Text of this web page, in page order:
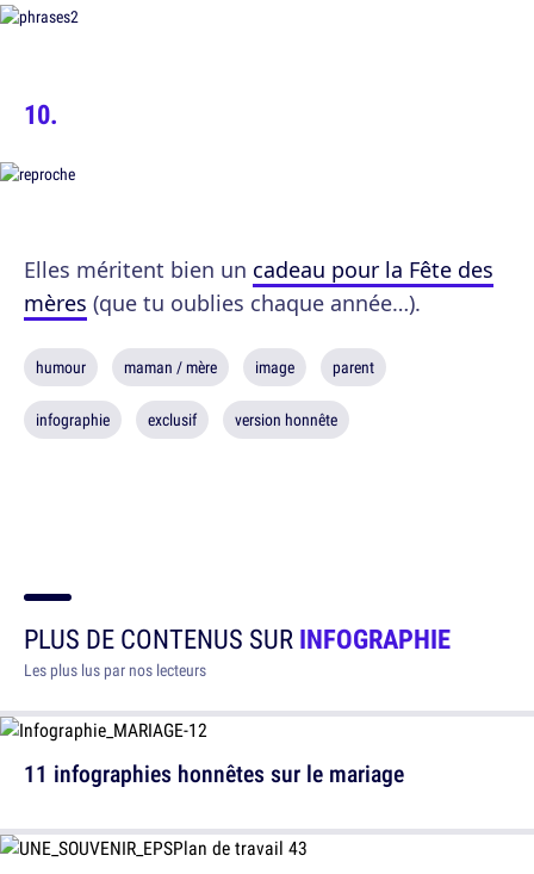
Elles méritent bien un cadeau pour la Fête des
mères (que tu oublies chaque année…).
humour maman / mère image parent
infographie exclusif version honnête
PLUS DE CONTENUS SURINFOGRAPHIE
Les plus lus par nos lecteurs
11 infographies honnêtes sur le mariage